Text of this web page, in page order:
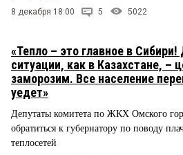
8 декабря 18:00 5 5022
«Тепло – это главное в
ситуации, как в Казахстане, –
заморозим. Все население
уедет»
Депутаты комитета по ЖКХ Омского
обратиться к губернатору по поводу
теплосетей